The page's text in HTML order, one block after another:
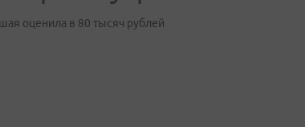
оценила в 80 тысяч рублей